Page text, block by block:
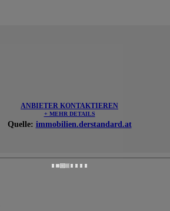
ANBIETER KONTAKTIEREN
+ MEHR DETAILS
Quelle: immobilien.derstandard.at